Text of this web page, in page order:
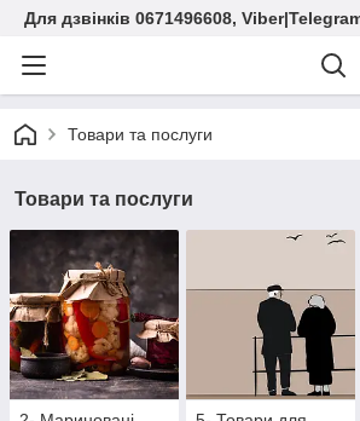
Для дзвінків 0671496608,
Товари та послуги
Товари та послуги